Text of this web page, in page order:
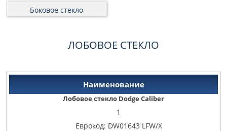
Боковое стекло
ЛОБОВОЕ СТЕКЛО
Лобовое стекло Dodge Caliber
1
Еврокод: DW01643 LFW/X